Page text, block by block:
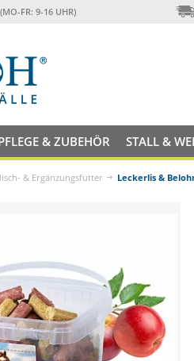
FR: 9-16 UHR)
& ZUBEHÖR STALL &
& Ergänzungsfutter Leckerlis &